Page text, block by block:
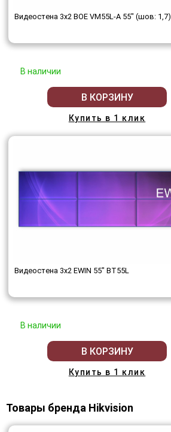
Видеостена 3x2 BOE VM55L-A 55" (шов: 1,7)
В наличии
В КОРЗИНУ
Купить в 1 клик
Видеостена 3x2 EWIN 55" BT55L
В наличии
В КОРЗИНУ
Купить в 1 клик
Товары бренда Hikvision